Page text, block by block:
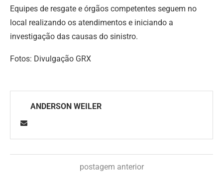
Equipes de resgate e órgãos competentes seguem no
local realizando os atendimentos e iniciando a
investigação das causas do sinistro.
Fotos: Divulgação GRX
ANDERSON WEILER
postagem anterior